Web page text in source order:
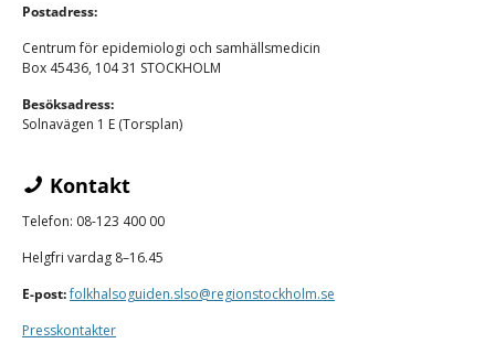
Postadress:
Centrum för epidemiologi och samhällsmedicin
Box 45436, 104 31 STOCKHOLM
Besöksadress:
Solnavägen 1 E (Torsplan)
Kontakt
Telefon: 08-123 400 00
Helgfri vardag 8–16.45
E-post:folkhalsoguiden.slso@regionstockholm.se
Presskontakter